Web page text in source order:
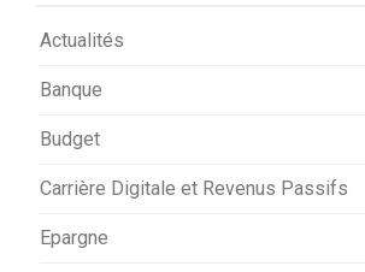
Actualités
Banque
Budget
Carrière Digitale et Revenus Passifs
Epargne